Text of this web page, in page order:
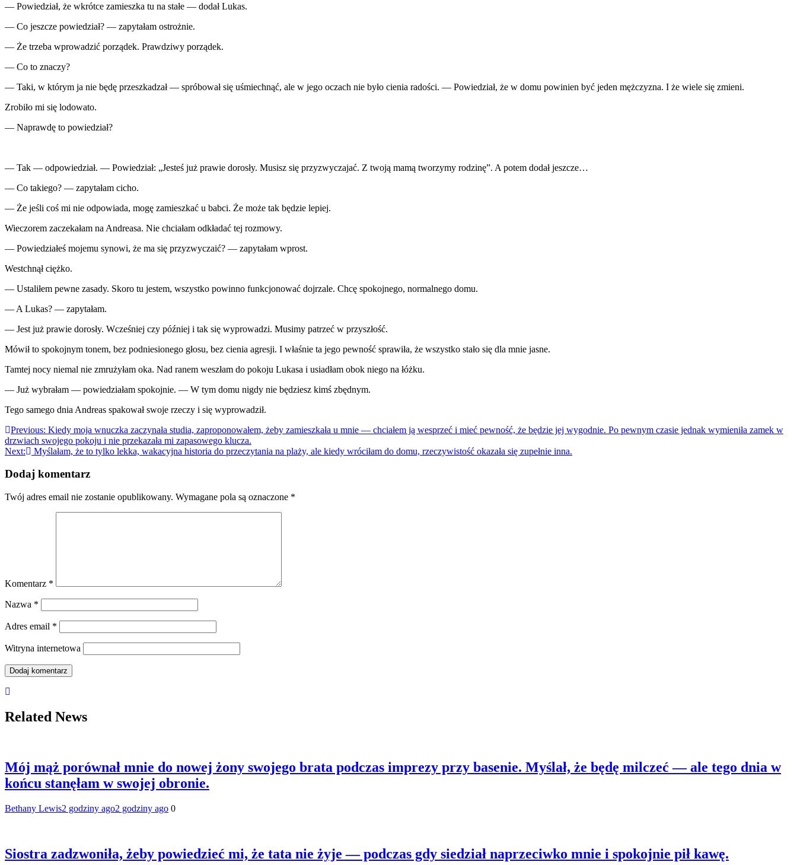
— Powiedział, że wkrótce zamieszka tu na stałe — dodał Lukas.
— Co jeszcze powiedział? — zapytałam ostrożnie.
— Że trzeba wprowadzić porządek. Prawdziwy porządek.
— Co to znaczy?
— Taki, w którym ja nie będę przeszkadzał — spróbował się uśmiechnąć, ale w jego oczach nie było cienia radości. — Powiedział, że w domu powinien być jeden mężczyzna. I że wiele się zmieni.
Zrobiło mi się lodowato.
— Naprawdę to powiedział?
— Tak — odpowiedział. — Powiedział: „Jesteś już prawie dorosły. Musisz się przyzwyczajać. Z twoją mamą tworzymy rodzinę”. A potem dodał jeszcze…
— Co takiego? — zapytałam cicho.
— Że jeśli coś mi nie odpowiada, mogę zamieszkać u babci. Że może tak będzie lepiej.
Wieczorem zaczekałam na Andreasa. Nie chciałam odkładać tej rozmowy.
— Powiedziałeś mojemu synowi, że ma się przyzwyczaić? — zapytałam wprost.
Westchnął ciężko.
— Ustaliłem pewne zasady. Skoro tu jestem, wszystko powinno funkcjonować dojrzale. Chcę spokojnego, normalnego domu.
— A Lukas? — zapytałam.
— Jest już prawie dorosły. Wcześniej czy później i tak się wyprowadzi. Musimy patrzeć w przyszłość.
Mówił to spokojnym tonem, bez podniesionego głosu, bez cienia agresji. I właśnie ta jego pewność sprawiła, że wszystko stało się dla mnie jasne.
Tamtej nocy niemal nie zmrużyłam oka. Nad ranem weszłam do pokoju Lukasa i usiadłam obok niego na łóżku.
— Już wybrałam — powiedziałam spokojnie. — W tym domu nigdy nie będziesz kimś zbędnym.
Tego samego dnia Andreas spakował swoje rzeczy i się wyprowadził.
Nawigacja
wpisu
Previous: Kiedy moja wnuczka zaczynała studia, zaproponowałem, żeby zamieszkała u mnie — chciałem ją wesprzeć i mieć pewność, że będzie jej wygodnie. Po pewnym czasie jednak wymieniła zamek w
drzwiach swojego pokoju i nie przekazała mi zapasowego klucza.
Next:
Myślałam, że to tylko lekka, wakacyjna historia do przeczytania na plaży, ale kiedy wróciłam do domu, rzeczywistość okazała się zupełnie inna.
Dodaj komentarz
Twój adres email nie zostanie opublikowany. Wymagane pola są oznaczone *
Komentarz *
Nazwa *
Adres email *
Witryna internetowa
Related News
Mój mąż porównał mnie do nowej żony swojego brata podczas imprezy przy basenie. Myślał, że będę milczeć — ale tego dnia w
końcu stanęłam w swojej obronie.
Bethany Lewis2 godziny ago2 godziny ago 0
Siostra zadzwoniła, żeby powiedzieć mi, że tata nie żyje — podczas gdy siedział naprzeciwko mnie i spokojnie pił kawę.